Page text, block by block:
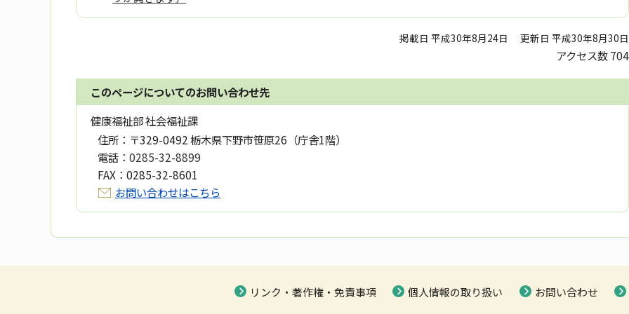
掲載日 平成30年8月24日 更新日 平成30年8月30日
アクセス数704
このページについてのお問い合わせ先
健康福祉部 社会福祉課
住所： 〒329-0492 栃木県下野市笹原26（庁舎1階）
電話： 0285-32-8899
FAX： 0285-32-8601
お問い合わせはこちら
リンク・著作権・免責事項 個人情報の取り扱い お問い合わせ